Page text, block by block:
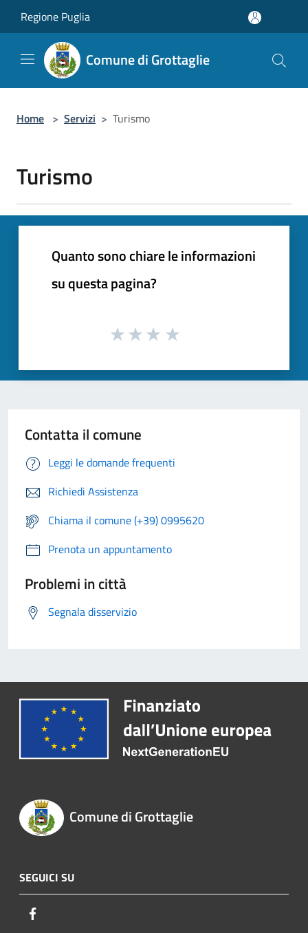
Regione Puglia
Comune di Grottaglie
Home > Servizi > Turismo
Turismo
Quanto sono chiare le informazioni
su questa pagina?
Contatta il comune
Leggi le domande frequenti
Richiedi Assistenza
Chiama il comune (+39) 0995620
Prenota un appuntamento
Problemi in città
Segnala disservizio
Comune di Grottaglie
SEGUICI SU